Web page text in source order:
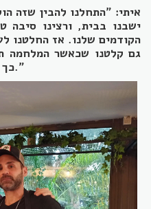
איתי: "התחלנו להבין שזה
ישבנו בבית, ורצינו סיבה
הקודמים שלנו. אז החלטנו
גם קלטנו שכאשר המלחמה
כך מהר, וזה ייגרר לעוד הרבה זמן."